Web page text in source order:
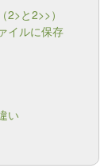
と2>>）
イルに保存
い